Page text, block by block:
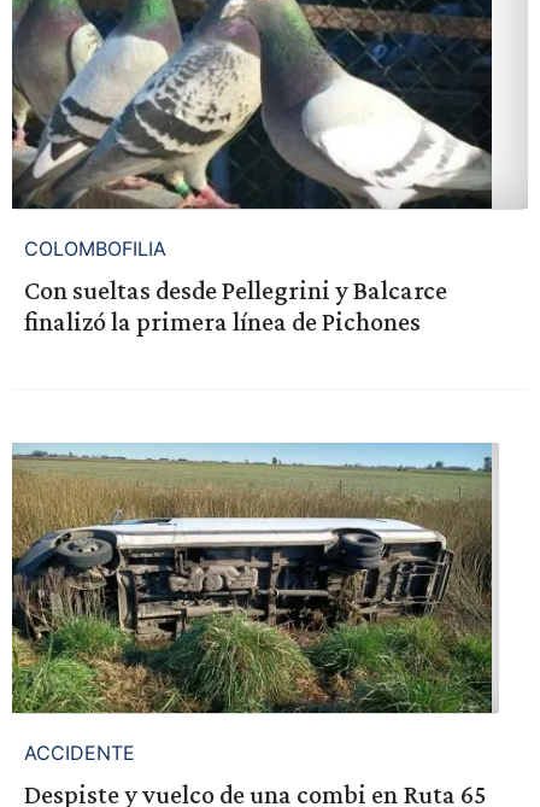
COLOMBOFILIA
Con sueltas desde Pellegrini y Balcarce
finalizó la primera línea de Pichones
ACCIDENTE
Despiste y vuelco de una combi en Ruta 65